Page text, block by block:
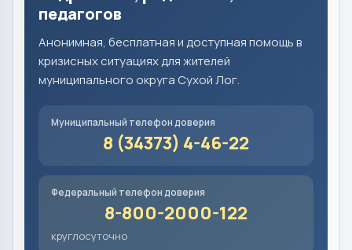
педагогов
Анонимная, бесплатная и доступная помощь в
кризисных ситуациях для жителей
муниципального округа Сухой Лог.
Муниципальный телефон доверия
8 (34373) 4-46-22
Федеральный телефон доверия
8-800-2000-122
круглосуточно